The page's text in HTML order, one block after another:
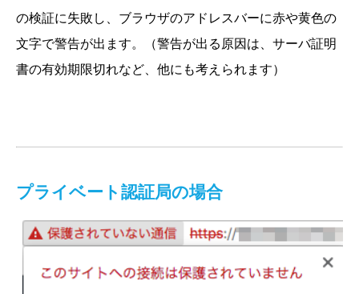
の検証に失敗し、ブラウザのアドレスバーに赤や黄色の
文字で警告が出ます。（警告が出る原因は、サーバ証明
書の有効期限切れなど、他にも考えられます）
プライベート認証局の場合